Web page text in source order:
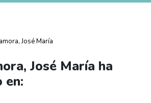
José María
José María ha
en: